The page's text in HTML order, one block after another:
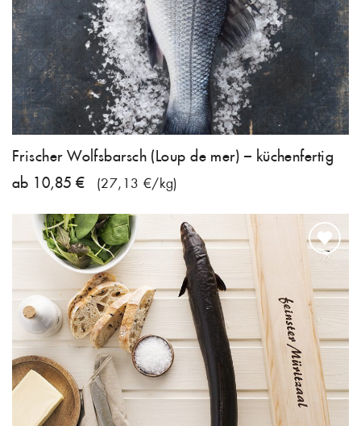
Frischer Wolfsbarsch (Loup de mer) – küchenfertig
ab 10,85 €
(27,13 €/kg)